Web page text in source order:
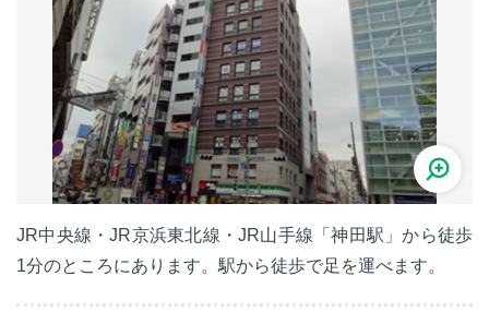
JR中央線・JR京浜東北線・JR山手線「神田駅」から徒歩
1分のところにあります。駅から徒歩で足を運べます。